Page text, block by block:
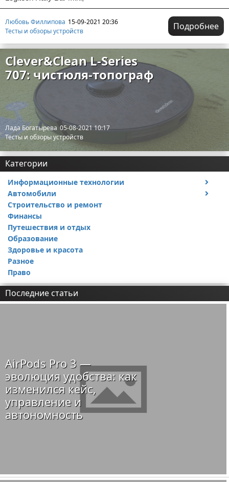
Любовь Филлипова 15-09-2021 20:36
Тесты и обзоры устройств
Подробнее
Clever&Clean L-Series
707: чистюля-топограф
Лада Богатырева 05-08-2021 10:17
Тесты и обзоры устройств
Категории
Информационные технологии
Тесты и обзоры устройств
Автомобили
Ремонт авто
Строительство и ремонт
Финансы
Путешествия и отдых
Образование
Здоровье и красота
Разное
Право
Последние статьи
AirPods Pro 3 —
эволюция удобства: как
изменился кейс,
управление и
автономность